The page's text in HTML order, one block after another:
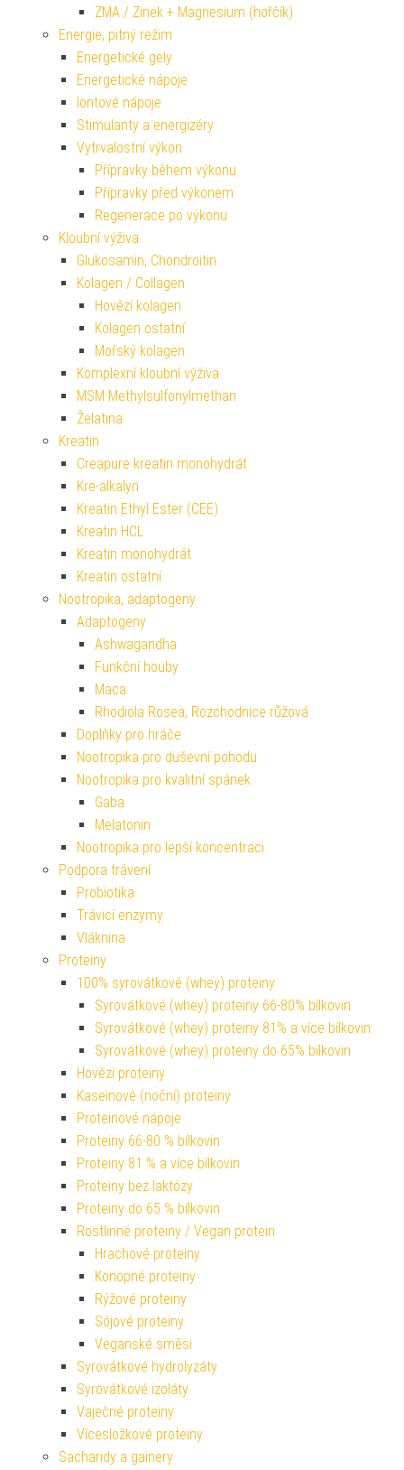
ZMA / Zinek + Magnesium (hořčík)
Energie, pitný režim
Energetické gely
Energetické nápoje
Iontové nápoje
Stimulanty a energizéry
Vytrvalostní výkon
Přípravky během výkonu
Přípravky před výkonem
Regenerace po výkonu
Kloubní výživa
Glukosamin, Chondroitin
Kolagen / Collagen
Hovězí kolagen
Kolagen ostatní
Mořský kolagen
Komplexní kloubní výživa
MSM Methylsulfonylmethan
Želatina
Kreatin
Creapure kreatin monohydrát
Kre-alkalyn
Kreatin Ethyl Ester (CEE)
Kreatin HCL
Kreatin monohydrát
Kreatin ostatní
Nootropika, adaptogeny
Adaptogeny
Ashwagandha
Funkční houby
Maca
Rhodiola Rosea, Rozchodnice růžová
Doplňky pro hráče
Nootropika pro duševní pohodu
Nootropika pro kvalitní spánek
Gaba
Melatonin
Nootropika pro lepší koncentraci
Podpora trávení
Probiotika
Trávicí enzymy
Vláknina
Proteiny
100% syrovátkové (whey) proteiny
Syrovátkové (whey) proteiny 66-80% bílkovin
Syrovátkové (whey) proteiny 81% a více bílkovin
Syrovátkové (whey) proteiny do 65% bílkovin
Hovězí proteiny
Kaseinové (noční) proteiny
Proteinové nápoje
Proteiny 66-80 % bílkovin
Proteiny 81 % a více bílkovin
Proteiny bez laktózy
Proteiny do 65 % bílkovin
Rostlinné proteiny / Vegan protein
Hrachové proteiny
Konopné proteiny
Rýžové proteiny
Sójové proteiny
Veganské směsi
Syrovátkové hydrolyzáty
Syrovátkové izoláty
Vaječné proteiny
Vícesložkové proteiny
Sacharidy a gainery